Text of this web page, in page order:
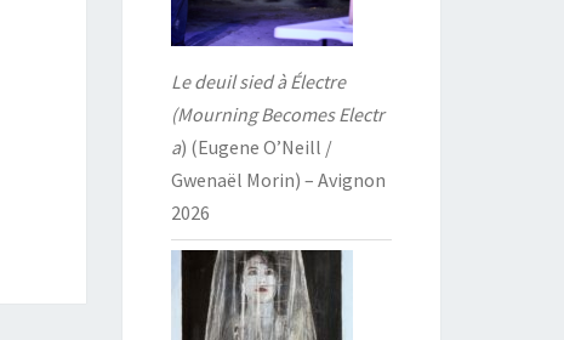
Le deuil sied à Électre
(Mourning Becomes Electr
a) (Eugene O’Neill /
Gwenaël Morin) – Avignon
2026